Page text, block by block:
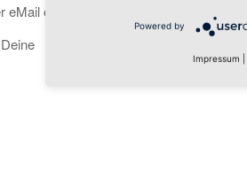
oder auch auf
Powered by
Impressum